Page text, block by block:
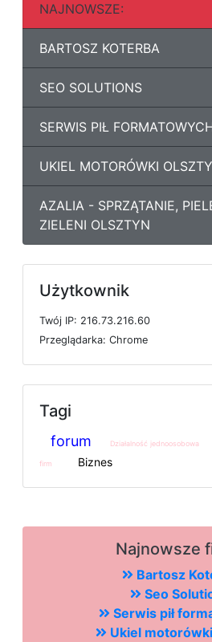
NAJNOWSZE:
BARTOSZ KOTERBA
SEO SOLUTIONS
SERWIS PIŁ
UKIEL MOTORÓWKI
AZALIA - SPRZĄTANIE,
ZIELENI OLSZTYN
Użytkownik
Twój IP: 216.73.216.60
Przeglądarka: Chrome
Tagi
forum Działalność jednoosobowa
firm Biznes
Najnowsze
Bartosz
Seo
Serwis pił
Ukiel